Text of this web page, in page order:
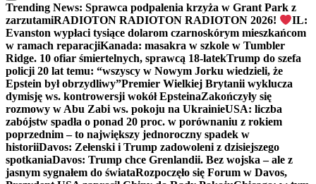
Trending News: Sprawca podpalenia krzyża w Grant Park z
zarzutamiRADIOTON RADIOTON RADIOTON 2026!
IL:
Evanston wypłaci tysiące dolarom czarnoskórym mieszkańcom
w ramach reparacjiKanada: masakra w szkole w Tumbler
Ridge. 10 ofiar śmiertelnych, sprawcą 18-latekTrump do szefa
policji 20 lat temu: “wszyscy w Nowym Jorku wiedzieli, że
Epstein był obrzydliwy”Premier Wielkiej Brytanii wyklucza
dymisję ws. kontrowersji wokół EpsteinaZakończyły się
rozmowy w Abu Zabi ws. pokoju na UkrainieUSA: liczba
zabójstw spadła o ponad 20 proc. w porównaniu z rokiem
poprzednim – to największy jednoroczny spadek w
historiiDavos: Zełenski i Trump zadowoleni z dzisiejszego
spotkaniaDavos: Trump chce Grenlandii. Bez wojska – ale z
jasnym sygnałem do świataRozpoczęło się Forum w Davos,